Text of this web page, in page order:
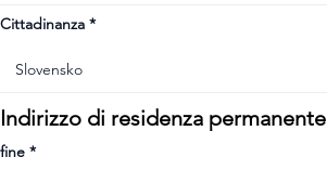
Cittadinanza
Indirizzo di residenza permanente
fine